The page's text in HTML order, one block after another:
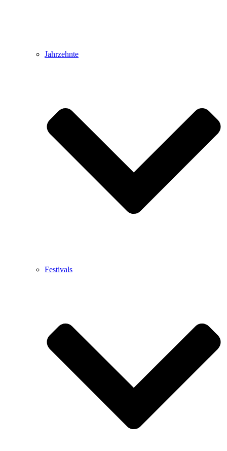
Jahrzehnte
Festivals